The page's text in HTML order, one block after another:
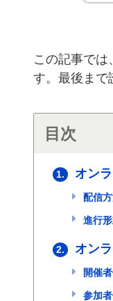
この記事では
す。最後まで
目次
1. オン
配信
進行
2. オン
開催
参加者